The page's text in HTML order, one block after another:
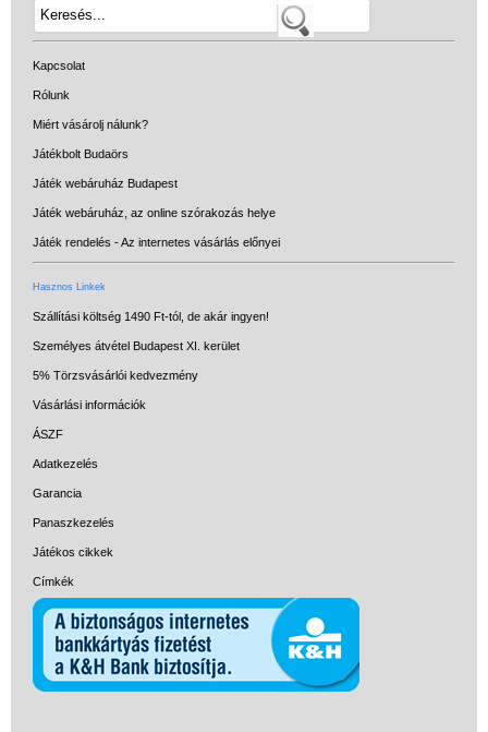
Kapcsolat
Rólunk
Miért vásárolj nálunk?
Játékbolt Budaörs
Játék webáruház Budapest
Játék webáruház, az online szórakozás helye
Játék rendelés - Az internetes vásárlás előnyei
Hasznos Linkek
Szállítási költség 1490 Ft-tól, de akár ingyen!
Személyes átvétel Budapest XI. kerület
5% Törzsvásárlói kedvezmény
Vásárlási információk
ÁSZF
Adatkezelés
Garancia
Panaszkezelés
Játékos cikkek
Címkék